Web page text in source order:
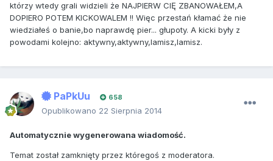
którzy wtedy grali widzieli że NAJPIERW CIĘ ZBANOWAŁEM,A
DOPIERO POTEM KICKOWALEM !! Więc przestań kłamać że nie
wiedziałeś o banie,bo naprawdę pier... głupoty. A kicki były z
powodami kolejno: aktywny,aktywny,lamisz,lamisz.
PaPkUu 658
Opublikowano 22 Sierpnia 2014
Automatycznie wygenerowana wiadomość.
Temat został zamknięty przez któregoś z moderatora.